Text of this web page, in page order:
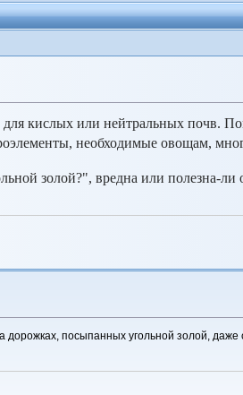
кислых или нейтральных почв.
необходимые овощам,
золой?", вредна или полезна-ли
посыпанных угольной золой, даже